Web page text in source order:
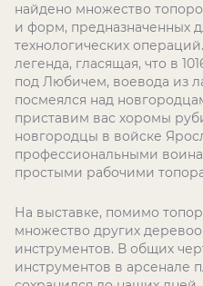
найдено множество
и форм, предназначенных
технологических
легенда, гласящая, что в
под Любичем, воевода из
посмеялся над
приставим вас хоромы
новгородцы в войске
профессиональными
простыми рабочими
На выставке, помимо
множество других
инструментов. В общих
инструментов в арсенале